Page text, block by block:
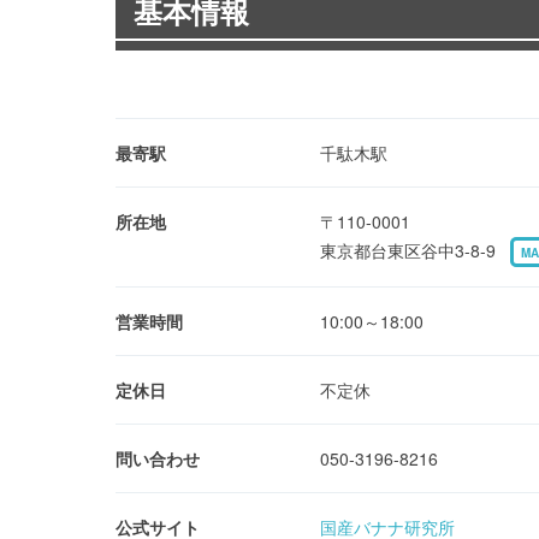
基本情報
最寄駅 千駄木駅
所在地
〒110-0001
東京都台東区谷中3-8-9
営業時間 10:00～18:00
定休日 不定休
問い合わせ 050-3196-8216
公式サイト 国産バナナ研究所